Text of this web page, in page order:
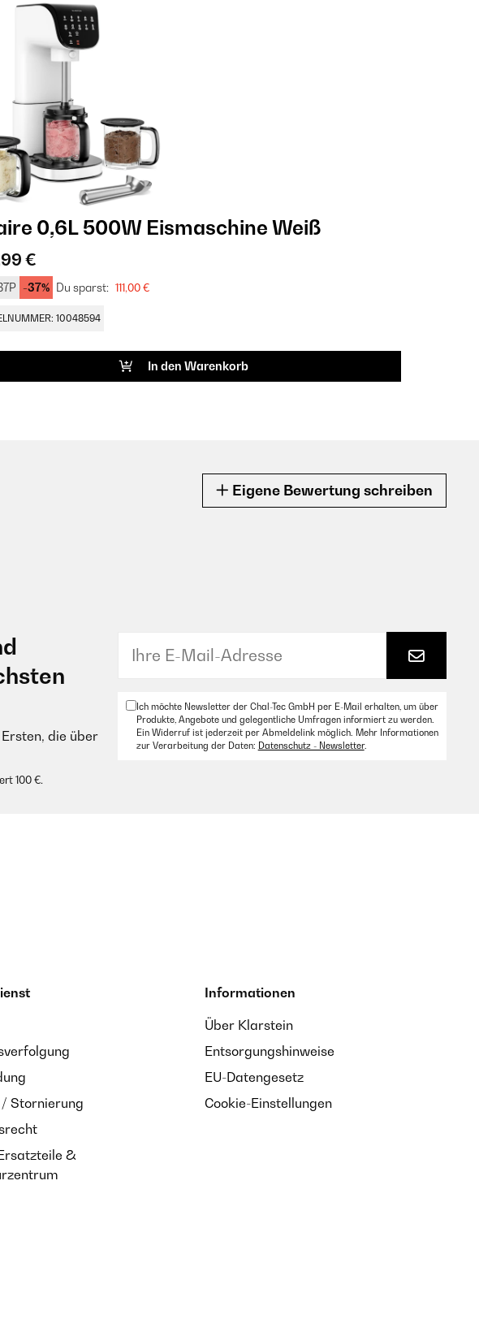
0,6L 500W Eismaschine Weiß
€
-37% Du sparst: 111,00 €
10048594
In den Warenkorb
Eigene Bewertung schreiben
die über
100 €.
Ich möchte Newsletter der Chal-Tec GmbH per E-Mail erhalten, um über
Produkte, Angebote und gelegentliche Umfragen informiert zu werden.
Ein Widerruf ist jederzeit per Abmeldelink möglich. Mehr Informationen
zur Verarbeitung der Daten: Datenschutz - Newsletter.
Stornierung
&
Informationen
Über Klarstein
Entsorgungshinweise
EU-Datengesetz
Cookie-Einstellungen